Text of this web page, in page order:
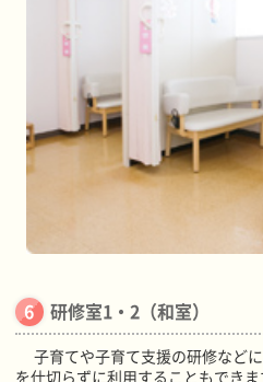
研修室1・2（和室）
子育てや子育て支援の研修など
を仕切らずに利用することもでき